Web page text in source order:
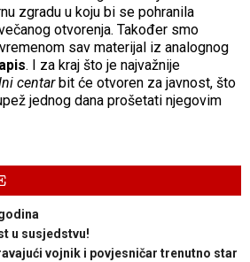
zgradu u koju bi se pohranila
otvorenja. Također smo
sav materijal iz analognog
. I za kraj što je najvažnije
centarbit će otvoren za javnost, što
jednog dana prošetati njegovim
u susjedstvu!
vojnik i povjesničar trenutno star